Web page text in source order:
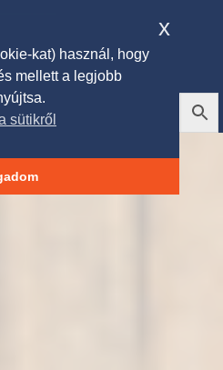
kat) használ, hogy
mellett a legjobb
sütikről
x